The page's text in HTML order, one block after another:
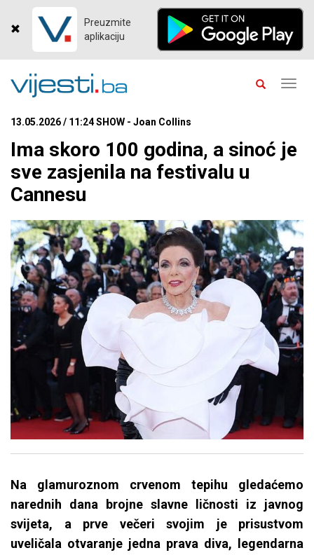
Preuzmite
aplikaciju
13.05.2026 / 11:24 SHOW - Joan Collins
Ima skoro 100 godina, a sinoć je
sve zasjenila na festivalu u
Cannesu
Na glamuroznom crvenom tepihu gledaćemo
narednih dana brojne slavne ličnosti iz javnog
svijeta, a prve večeri svojim je prisustvom
uveličala otvaranje jedna prava diva, legendarna